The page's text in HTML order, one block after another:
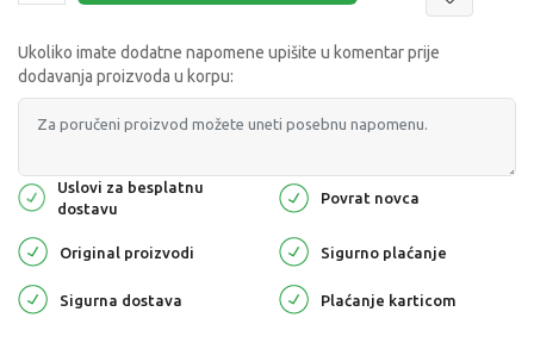
Ukoliko imate dodatne napomene upišite u komentar prije
dodavanja proizvoda u korpu:
Uslovi za besplatnu
dostavu
Povrat novca
Original proizvodi Sigurno plaćanje
Sigurna dostava Plaćanje karticom